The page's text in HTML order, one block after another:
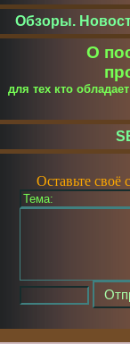
Обзоры.
О
для тех кто
Оставьте своё